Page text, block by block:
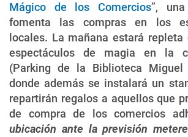
Mágico de los Comercios”,
fomenta las compras en los
locales. La mañana estará
espectáculos de magia en la
(Parking de la Biblioteca Miguel
donde además se instalará un
repartirán regalos a aquellos que
de compra de los comercios
ubicación ante la previsión